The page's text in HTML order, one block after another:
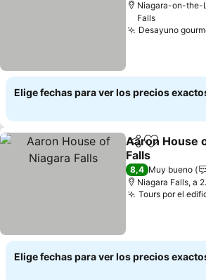
Niagara-on-the-
Falls
Desayuno
Elige fechas para ver los precios
Compartir
Agregar
Aaron House
Falls
Ver precios
8,4 Muy bueno
Niagara Falls, a
Tours por el
Elige fechas para ver los precios